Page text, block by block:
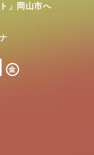
」岡山市へ
金